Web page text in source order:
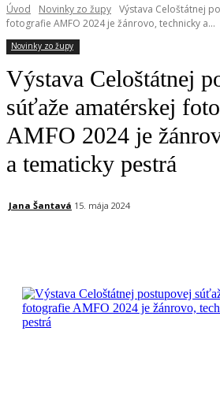
Úvod Novinky zo župy Výstava Celoštátnej
fotografie AMFO 2024 je žánrovo, technicky a...
Novinky zo župy
Výstava Celoštátnej
súťaže amatérskej
AMFO 2024 je
a tematicky pestrá
Jana Šantavá 15. mája 2024